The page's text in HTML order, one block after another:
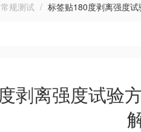
常规测试 / 标签贴180度剥离强度
剥离强度试验